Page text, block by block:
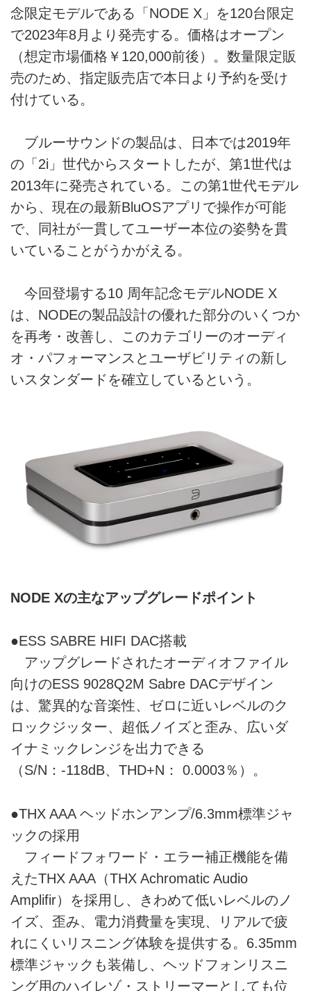
念限定モデルである「NODE X」を120台限定
で2023年8月より発売する。価格はオープン
（想定市場価格￥120,000前後）。数量限定販
売のため、指定販売店で本日より予約を受け
付けている。
ブルーサウンドの製品は、日本では2019年
の「2i」世代からスタートしたが、第1世代は
2013年に発売されている。この第1世代モデル
から、現在の最新BluOSアプリで操作が可能
で、同社が一貫してユーザー本位の姿勢を貫
いていることがうかがえる。
今回登場する10 周年記念モデルNODE X
は、NODEの製品設計の優れた部分のいくつか
を再考・改善し、このカテゴリーのオーディ
オ・パフォーマンスとユーザビリティの新し
いスタンダードを確立しているという。
NODE Xの主なアップグレードポイント
●ESS SABRE HIFI DAC搭載
アップグレードされたオーディオファイル
向けのESS 9028Q2M Sabre DACデザイン
は、驚異的な音楽性、ゼロに近いレベルのク
ロックジッター、超低ノイズと歪み、広いダ
イナミックレンジを出力できる
（S/N：-118dB、THD+N： 0.0003％）。
●THX AAA ヘッドホンアンプ/6.3mm標準ジャ
ックの採用
フィードフォワード・エラー補正機能を備
えたTHX AAA（THX Achromatic Audio
Amplifir）を採用し、きわめて低いレベルのノ
イズ、歪み、電力消費量を実現、リアルで疲
れにくいリスニング体験を提供する。6.35mm
標準ジャックも装備し、ヘッドフォンリスニ
ング用のハイレゾ・ストリーマーとしても位